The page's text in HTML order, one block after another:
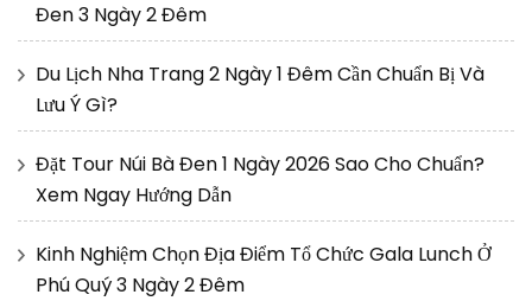
Đen 3 Ngày 2 Đêm
Du Lịch Nha Trang 2 Ngày 1 Đêm Cần Chuẩn Bị Và
Lưu Ý Gì?
Đặt Tour Núi Bà Đen 1 Ngày 2026 Sao Cho Chuẩn?
Xem Ngay Hướng Dẫn
Kinh Nghiệm Chọn Địa Điểm Tổ Chức Gala Lunch Ở
Phú Quý 3 Ngày 2 Đêm